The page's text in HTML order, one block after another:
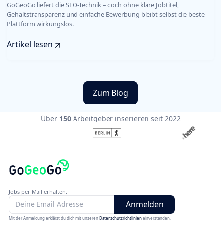
GoGeoGo liefert die SEO-Technik – doch ohne klare Jobtitel,
Gehaltstransparenz und einfache Bewerbung bleibt selbst die beste
Plattform wirkungslos.
Artikel lesen
Zum Blog
Über150 Arbeitgeber inserieren seit 2022
Jobs per Mail erhalten.
Mit der Anmeldung erklärst du dich mit unseren Datenschutzrichtlinieneinverstanden.